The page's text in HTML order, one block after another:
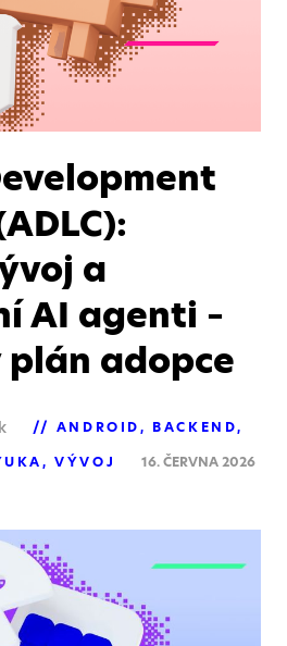
a
AI agenti –
adopce
ANDROID
BACKEND
VÝVOJ 16. ČERVNA 2026